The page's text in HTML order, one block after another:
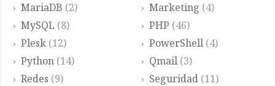
MariaDB (2) Marketing (4)
MySQL (8) PHP (46)
Plesk (12) PowerShell(4)
Python (14) Qmail(3)
Redes (9) Seguridad(11)